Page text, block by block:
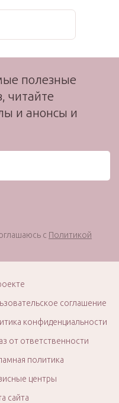
полезные
читайте
и анонсы и
с Политикой
соглашение
конфиденциальности
от ответственности
политика
центры
сайта